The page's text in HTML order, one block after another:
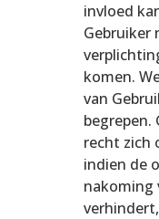
invloed
Gebruiker
komen.
van
recht zich
indien de
nakoming